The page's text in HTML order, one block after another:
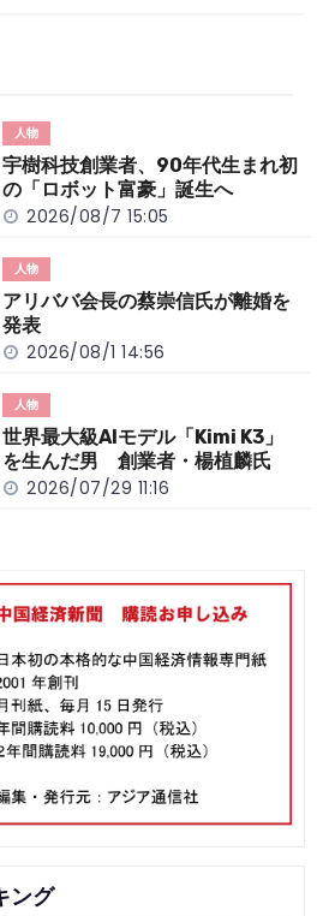
n
k
人物
宇樹科技創業者、90年代生まれ初
の「ロボット富豪」誕生へ
2026/08/7 15:05
人物
アリババ会長の蔡崇信氏が離婚を
発表
2026/08/1 14:56
人物
世界最大級AIモデル「Kimi K3」
を生んだ男 創業者・楊植麟氏
2026/07/29 11:16
ング